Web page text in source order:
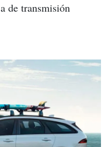
de transmisión